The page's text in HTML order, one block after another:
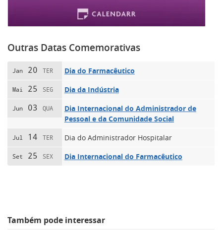
Outras Datas Comemorativas
Jan 20 TER Dia do Farmacêutico
Mai 25 SEG Dia da Indústria
Jun 03 QUA
Dia Internacional do Administrador de
Pessoal e da Comunidade Social
Jul 14 TER Dia do Administrador Hospitalar
Set 25 SEX Dia Internacional do Farmacêutico
Também pode interessar